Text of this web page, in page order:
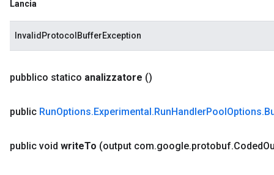
Lancia
InvalidProtocolBufferException
pubblico statico analizzatore ()
public RunOptions.Experimental.RunHandlerPoolOptions.
public void writeTo (output com.google.protobuf.Coded